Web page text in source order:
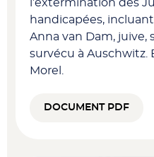
l’extermination des
handicapées,
Anna van Dam, juive,
survécu à Auschwitz.
Morel.
DOCUMENT PDF